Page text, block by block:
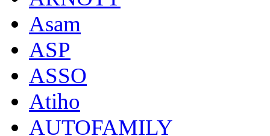
Asam
ASP
ASSO
Atiho
AUTOFAMILY